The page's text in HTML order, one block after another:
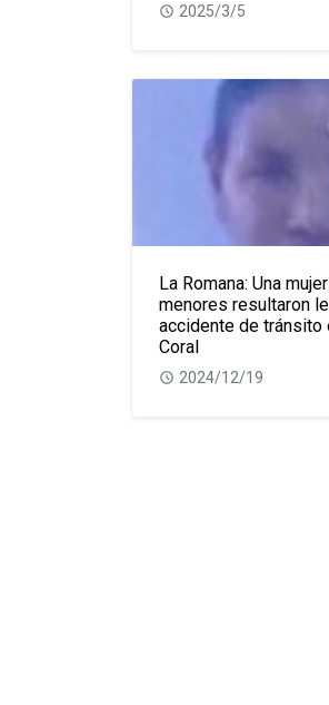
2025/3/5
La Romana: Una
menores resultaron
accidente de tránsito
Coral
2024/12/19